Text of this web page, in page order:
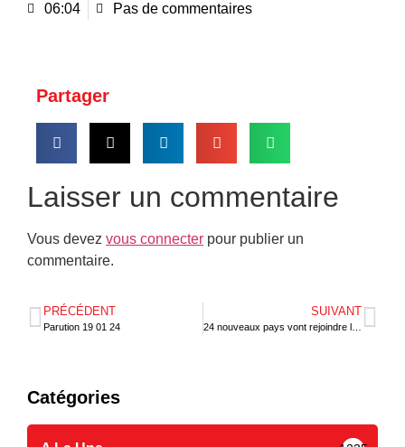
06:04
Pas de commentaires
Partager
Laisser un commentaire
Vous devez vous connecter pour publier un
commentaire.
PRÉCÉDENT
Parution 19 01 24
SUIVANT
Catégories